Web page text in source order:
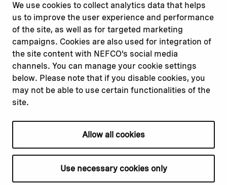
We use cookies to collect analytics data that helps
us to improve the user experience and performance
of the site, as well as for targeted marketing
campaigns. Cookies are also used for integration of
the site content with NEFCO’s social media
channels. You can manage your cookie settings
below. Please note that if you disable cookies, you
may not be able to use certain functionalities of the
site.
Allow all cookies
Use necessary cookies only
Report a concern
Submit a complaint
Instagram
Youtube
Read about
Our financing
Our projects
Our impact
Our workplace
Related websites
Nopef
BGFA
MCFA
Privacy policy
Cookie declaration